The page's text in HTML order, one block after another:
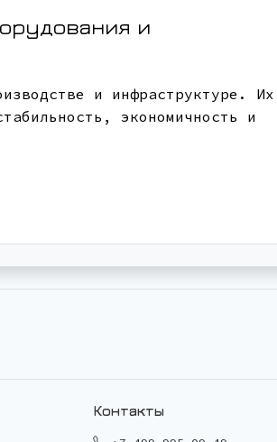
и
и инфраструктуре. Их
экономичность и
Контакты